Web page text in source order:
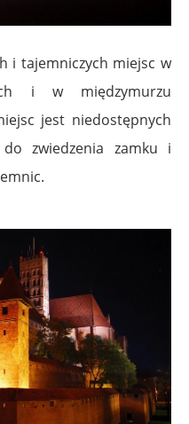
i tajemniczych miejsc w
i w międzymurzu
jest niedostępnych
zwiedzenia zamku i